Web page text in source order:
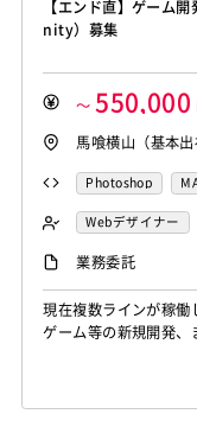
【エンド直】ゲーム
nity）募集
～ 550,000
馬喰横山（基本
談可能
Photoshop
Webデザイナー
プランナー・プ
業務委託
現在複数ラインが稼働
ゲーム等の新規開発、
やご経験、志向性に